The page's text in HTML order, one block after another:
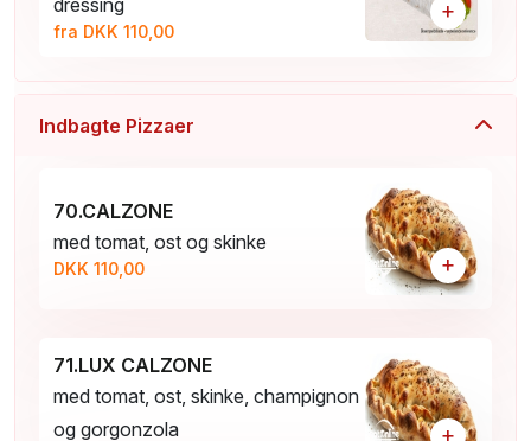
dressing
fra DKK 110,00
+
Indbagte Pizzaer
70.CALZONE
med tomat, ost og skinke
DKK 110,00 +
71.LUX CALZONE
med tomat, ost, skinke, champignon
og gorgonzola